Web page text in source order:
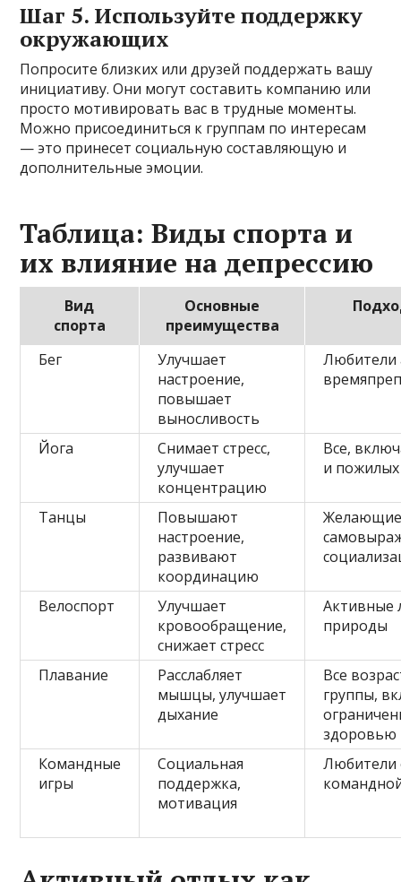
Шаг 5. Используйте поддержку
окружающих
Попросите близких или друзей поддержать вашу
инициативу. Они могут составить компанию или
просто мотивировать вас в трудные моменты.
Можно присоединиться к группам по интересам
— это принесет социальную составляющую и
дополнительные эмоции.
Таблица: Виды спорта и
их влияние на депрессию
Вид
спорта
Основные
преимущества
Бег
Улучшает
настроение,
повышает
выносливость
Любители
Йога
Снимает стресс,
улучшает
концентрацию
Все,
и пожилых
Танцы
Повышают
настроение,
развивают
координацию
Велоспорт
Улучшает
кровообращение,
снижает стресс
Активные
природы
Плавание
Расслабляет
мышцы, улучшает
дыхание
Все
группы,
здоровью
Командные
игры
Социальная
поддержка,
мотивация
Любители